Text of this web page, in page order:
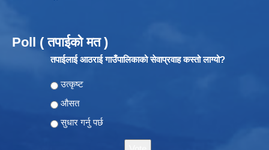
Poll ( तपाईको मत )
तपाईलाई आठराई गाउँपालिकाको सेवाप्रवाह कस्तो लाग्यो?
Choices
उत्कृष्ट
औसत
सुधार गर्नु पर्छ